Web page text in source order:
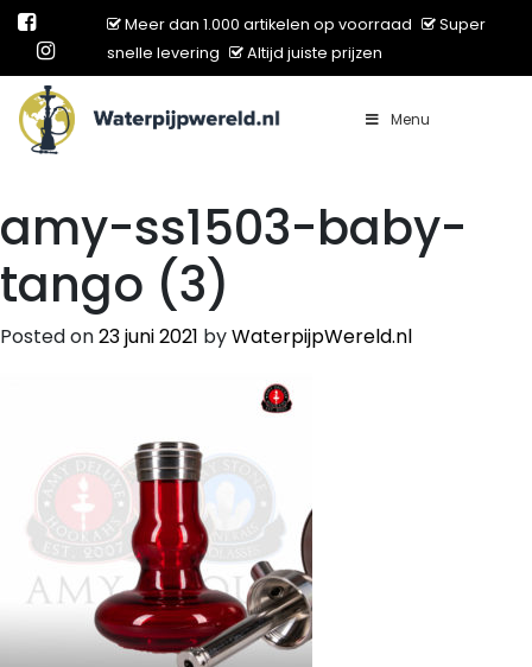
Meer dan 1.000 artikelen op voorraad
Super
snelle levering
Altijd juiste prijzen
Main Navigation Menu
amy-ss1503-baby-
tango (3)
Posted on23 juni 2021 byWaterpijpWereld.nl